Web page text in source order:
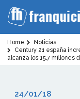
Home
Noticias
Century 21 españa
alcanza los 15,7 millones
24/01/18